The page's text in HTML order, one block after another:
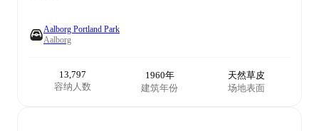
Aalborg Portland Park
Aalborg
13,797
容纳人数
1960年
建筑年份
天然草皮
场地表面